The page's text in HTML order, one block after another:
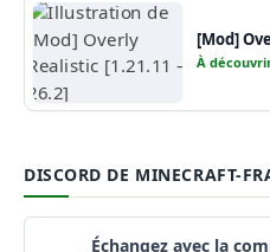
[Mod]
À
DISCORD DE MINECRAFT-
Échangez avec la